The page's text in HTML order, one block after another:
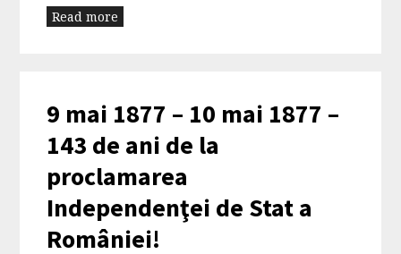
Read more
9 mai 1877 – 10 mai 1877 –
143 de ani de la
proclamarea
Independenţei de Stat a
României!